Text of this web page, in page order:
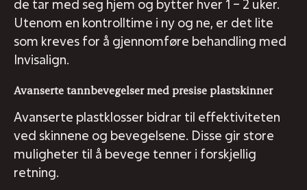
de tar med seg hjem og bytter hver 1 – 2 uker.
Utenom en kontrolltime i ny og ne, er det lite
som kreves for å gjennomføre behandling med
Invisalign.
Avanserte tannbevegelser med presise plastskinner
Avanserte plastklosser bidrar til effektiviteten
ved skinnene og bevegelsene. Disse gir store
muligheter til å bevege tenner i forskjellig
retning.